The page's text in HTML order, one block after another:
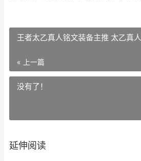
王者太乙真人铭文装备主推 太乙真
« 上一篇
没有了！
延伸阅读